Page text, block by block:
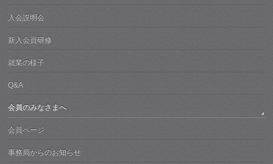
入会説明会
新入会員研修
就業の様子
Q&A
会員のみなさまへ
会員ページ
事務局からのお知らせ